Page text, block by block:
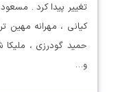
تغییر پیدا کرد . مسعود
کیانی ، مهرانه مهین
حمید گودرزی ،
و…